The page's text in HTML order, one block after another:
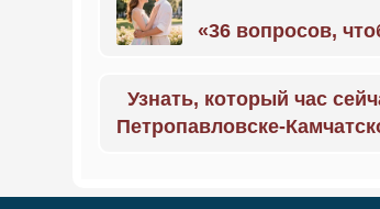
«36 вопросов,
Узнать, который час
Петропавловске-